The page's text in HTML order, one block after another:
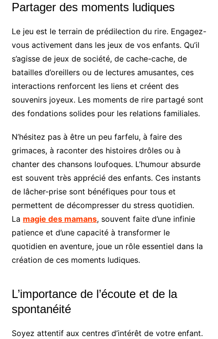
Partager des moments ludiques
Le jeu est le terrain de prédilection du rire. Engagez-
vous activement dans les jeux de vos enfants. Qu’il
s’agisse de jeux de société, de cache-cache, de
batailles d’oreillers ou de lectures amusantes, ces
interactions renforcent les liens et créent des
souvenirs joyeux. Les moments de rire partagé sont
des fondations solides pour les relations familiales.
N’hésitez pas à être un peu farfelu, à faire des
grimaces, à raconter des histoires drôles ou à
chanter des chansons loufoques. L’humour absurde
est souvent très apprécié des enfants. Ces instants
de lâcher-prise sont bénéfiques pour tous et
permettent de décompresser du stress quotidien.
La magie des mamans, souvent faite d’une infinie
patience et d’une capacité à transformer le
quotidien en aventure, joue un rôle essentiel dans la
création de ces moments ludiques.
L’importance de l’écoute et de la
spontanéité
Soyez attentif aux centres d’intérêt de votre enfant.